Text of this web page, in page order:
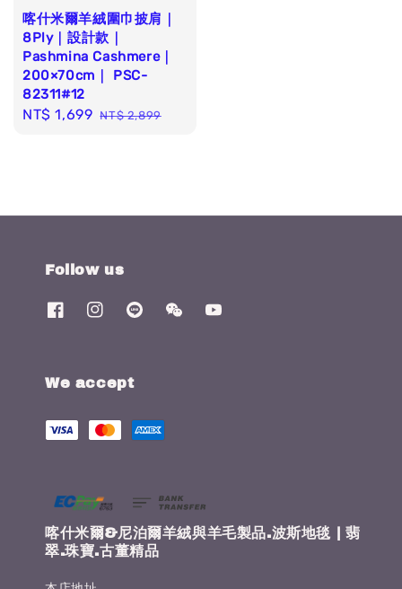
喀什米爾羊絨圍巾披肩｜
8Ply｜設計款｜
Pashmina Cashmere｜
200×70cm｜ PSC-
82311#12
Sale
NT$ 1,699 Regular
NT$ 2,899
Follow us
We accept
喀什米爾&尼泊爾羊絨與羊毛製品.波斯地毯 | 翡
翠.珠寶.古董精品